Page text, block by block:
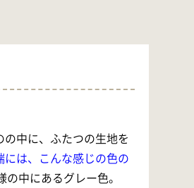
中に、ふたつの生地を
には、こんな感じの色の
中にあるグレー色。